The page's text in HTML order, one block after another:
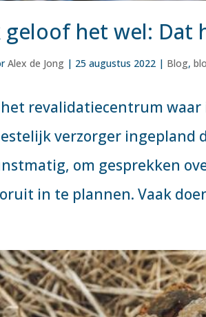
geloof het wel:
Alex de Jong | 25 augustus 2022 | Blog,
revalidatiecentrum waar
verzorger ingepland
om gesprekken
in te plannen. Vaak